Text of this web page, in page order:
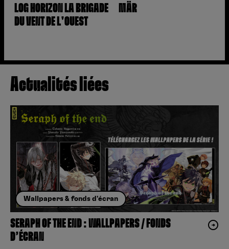
LOG HORIZON LA BRIGADE
DU VENT DE L'OUEST
MÄR
Actualités liées
Wallpapers & fonds d'écran
SERAPH OF THE END : WALLPAPERS / FONDS
D’ÉCRAN